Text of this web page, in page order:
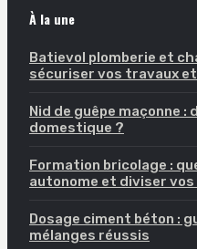
À la une
Batievol plomberie et
sécuriser vos travaux
Nid de guêpe maçonne :
domestique ?
Formation bricolage :
autonome et diviser
Dosage ciment béton :
mélanges réussis